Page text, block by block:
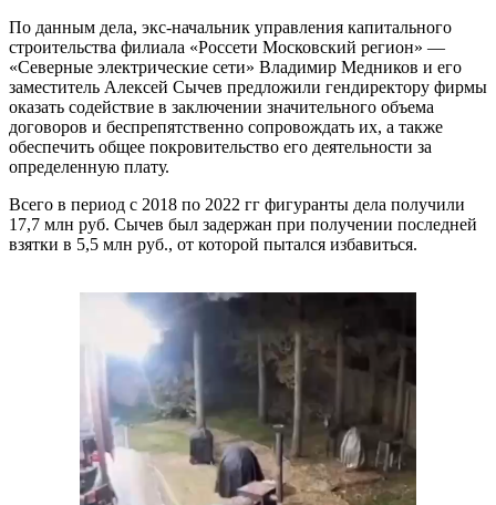
По данным дела, экс-начальник управления капитального
строительства филиала «Россети Московский регион» —
«Северные электрические сети» Владимир Медников и его
заместитель Алексей Сычев предложили гендиректору фирмы
оказать содействие в заключении значительного объема
договоров и беспрепятственно сопровождать их, а также
обеспечить общее покровительство его деятельности за
определенную плату.
Всего в период с 2018 по 2022 гг фигуранты дела получили
17,7 млн руб. Сычев был задержан при получении последней
взятки в 5,5 млн руб., от которой пытался избавиться.